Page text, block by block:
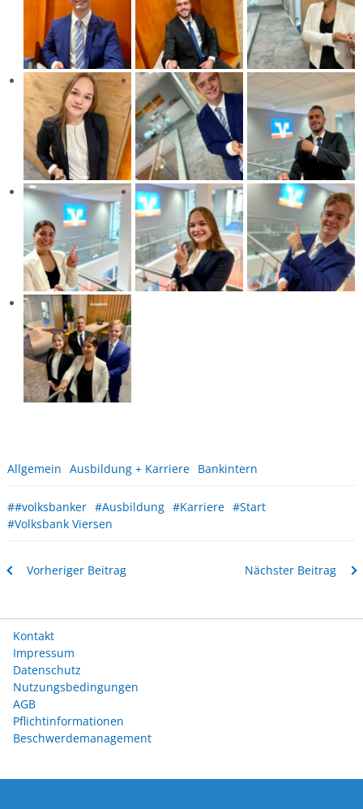
Allgemein Ausbildung + Karriere Bankintern
##volksbanker #Ausbildung #Karriere #Start
#Volksbank Viersen
Vorheriger Beitrag Nächster Beitrag
Kontakt
Impressum
Datenschutz
Nutzungsbedingungen
AGB
Pflichtinformationen
Beschwerdemanagement